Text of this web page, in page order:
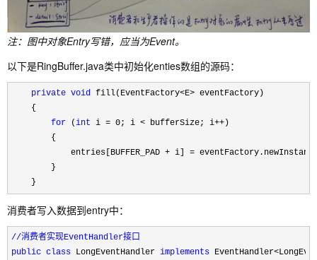
注：图中对象Entry写错，应当为Event。
以下是RingBuffer.java类中初始化enties数组的源码：
private void fill(EventFactory<E> eventFactory)
    {
for (int i = 0; i < bufferSize; i++ )
        {
            entries[BUFFER_PAD
+ i] =
        }
    }
消费者写入数据到entry中：
//消费者实现EventHandler接口
public class LongEventHandler implements